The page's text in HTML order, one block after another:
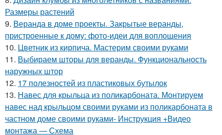
Размеры растений
9. Веранда в доме проекты. Закрытые веранды,
пристроенные к дому: фото-идеи для воплощения
10. Цветник из кирпича. Мастерим своими руками
11. Выбираем шторы для веранды. Функциональность
наружных штор
12. 17 полезностей из пластиковых бутылок
13. Навес для крыльца из поликарбоната. Монтируем
навес над крыльцом своими руками из поликарбоната в
частном доме своими руками- Инструкция +Видео
монтажа — Схема